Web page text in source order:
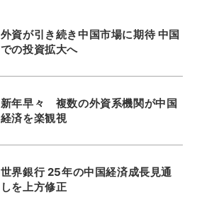
外資が引き続き中国市場に期待 中国
での投資拡大へ
新年早々 複数の外資系機関が中国
経済を楽観視
世界銀行 25年の中国経済成長見通
しを上方修正